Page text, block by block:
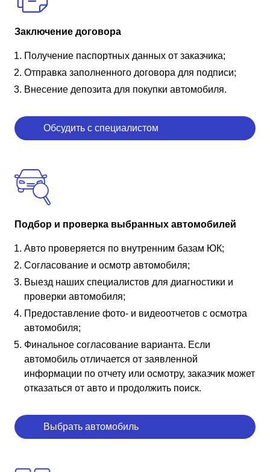
Заключение договора
Получение паспортных данных от заказчика;
Отправка заполненного договора для подписи;
Внесение депозита для покупки автомобиля.
Обсудить с специалистом
Подбор и проверка выбранных автомобилей
Авто проверяется по внутренним базам ЮК;
Согласование и осмотр автомобиля;
Выезд наших специалистов для диагностики и
проверки автомобиля;
Предоставление фото- и видеоотчетов с осмотра
автомобиля;
Финальное согласование варианта. Если
автомобиль отличается от заявленной
информации по отчету или осмотру, заказчик может
отказаться от авто и продолжить поиск.
Выбрать автомобиль